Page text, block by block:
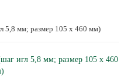
5,8 мм; размер 105 х 460 мм)